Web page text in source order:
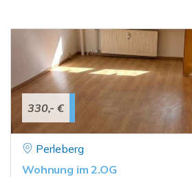
330,- €
Perleberg
Wohnung im 2.OG